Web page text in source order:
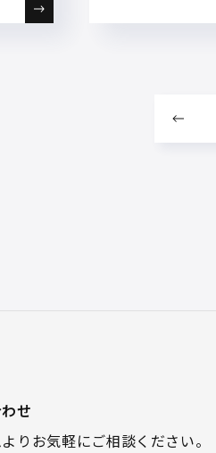
せ
りお気軽にご相談ください。